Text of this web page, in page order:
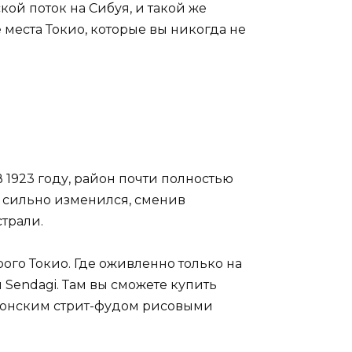
поток на Сибуя, и такой же
Токио, которые вы никогда не
году, район почти полностью
изменился, сменив
Токио. Где оживленно только на
Там вы сможете купить
стрит-фудом рисовыми